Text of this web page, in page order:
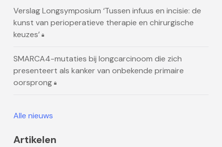
Verslag Longsymposium ‘Tussen infuus en incisie: de
kunst van perioperatieve therapie en chirurgische
keuzes’
SMARCA4-mutaties bij longcarcinoom die zich
presenteert als kanker van onbekende primaire
oorsprong
Alle nieuws
Artikelen